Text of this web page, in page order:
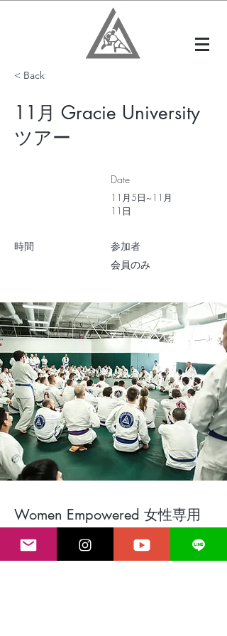
< Back
11月 Gracie University
ツアー
Date
11月5日~11月
11日
​時間
​参加者
会員のみ
Women Empowered 女性専用
クラスイヴェント